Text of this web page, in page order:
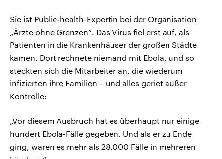
Sie ist Public-health-Expertin bei der Organisation
„Ärzte ohne Grenzen“. Das Virus fiel erst auf, als
Patienten in die Krankenhäuser der großen Städte
kamen. Dort rechnete niemand mit Ebola, und so
steckten sich die Mitarbeiter an, die wiederum
infizierten ihre Familien – und alles geriet außer
Kontrolle:
„Vor diesem Ausbruch hat es überhaupt nur einige
hundert Ebola-Fälle gegeben. Und als er zu Ende
ging, waren es mehr als 28.000 Fälle in mehreren